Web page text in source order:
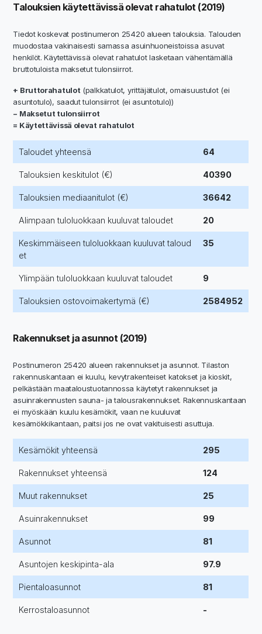
Talouksien käytettävissä olevat rahatulot (2019)
Tiedot koskevat postinumeron 25420 alueen talouksia. Talouden
muodostaa vakinaisesti samassa asuinhuoneistoissa asuvat
henkilöt. Käytettävissä olevat rahatulot lasketaan vähentämällä
bruttotuloista maksetut tulonsiirrot.
+ Bruttorahatulot (palkkatulot, yrittäjätulot, omaisuustulot (ei
asuntotulo), saadut tulonsiirrot (ei asuntotulo))
− Maksetut tulonsiirrot
= Käytettävissä olevat rahatulot
Taloudet yhteensä 64
Talouksien keskitulot (€) 40390
Talouksien mediaanitulot (€) 36642
Alimpaan tuloluokkaan kuuluvat taloudet 20
Keskimmäiseen tuloluokkaan kuuluvat taloud
et
35
Ylimpään tuloluokkaan kuuluvat taloudet 9
Talouksien ostovoimakertymä (€) 2584952
Rakennukset ja asunnot (2019)
Postinumeron 25420 alueen rakennukset ja asunnot. Tilaston
rakennuskantaan ei kuulu, kevytrakenteiset katokset ja kioskit,
pelkästään maataloustuotannossa käytetyt rakennukset ja
asuinrakennusten sauna- ja talousrakennukset. Rakennuskantaan
ei myöskään kuulu kesämökit, vaan ne kuuluvat
kesämökkikantaan, paitsi jos ne ovat vakituisesti asuttuja.
Kesämökit yhteensä 295
Rakennukset yhteensä 124
Muut rakennukset 25
Asuinrakennukset 99
Asunnot 81
Asuntojen keskipinta-ala 97.9
Pientaloasunnot 81
Kerrostaloasunnot -